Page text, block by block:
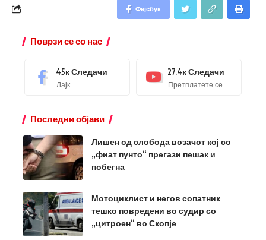
Фејсбук
Поврзи се со нас
45кСледачи
Лајк
27.4кСледачи
Претплатете се
Последни објави
Лишен од слобода возачот кој со
„фиат пунто“ прегази пешак и
побегна
Мотоциклист и негов сопатник
тешко повредени во судир со
„цитроен“ во Скопје